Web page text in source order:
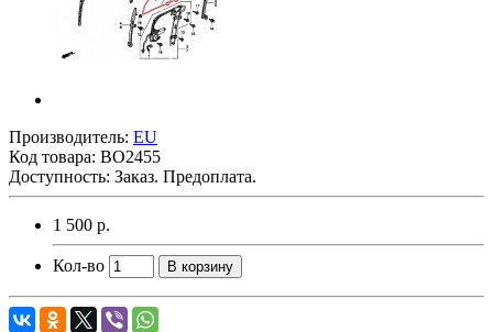
Производитель: EU
Код товара: BO2455
Доступность: Заказ. Предоплата.
1 500 р.
Кол-во В корзину